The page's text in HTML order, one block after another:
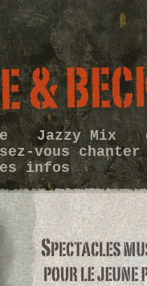
Jazzy Mix
vous
infos